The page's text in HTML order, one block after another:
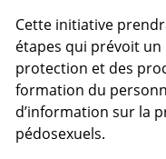
Cette initiative
étapes qui prévoit
protection et des
formation du
d’information sur la
pédosexuels.